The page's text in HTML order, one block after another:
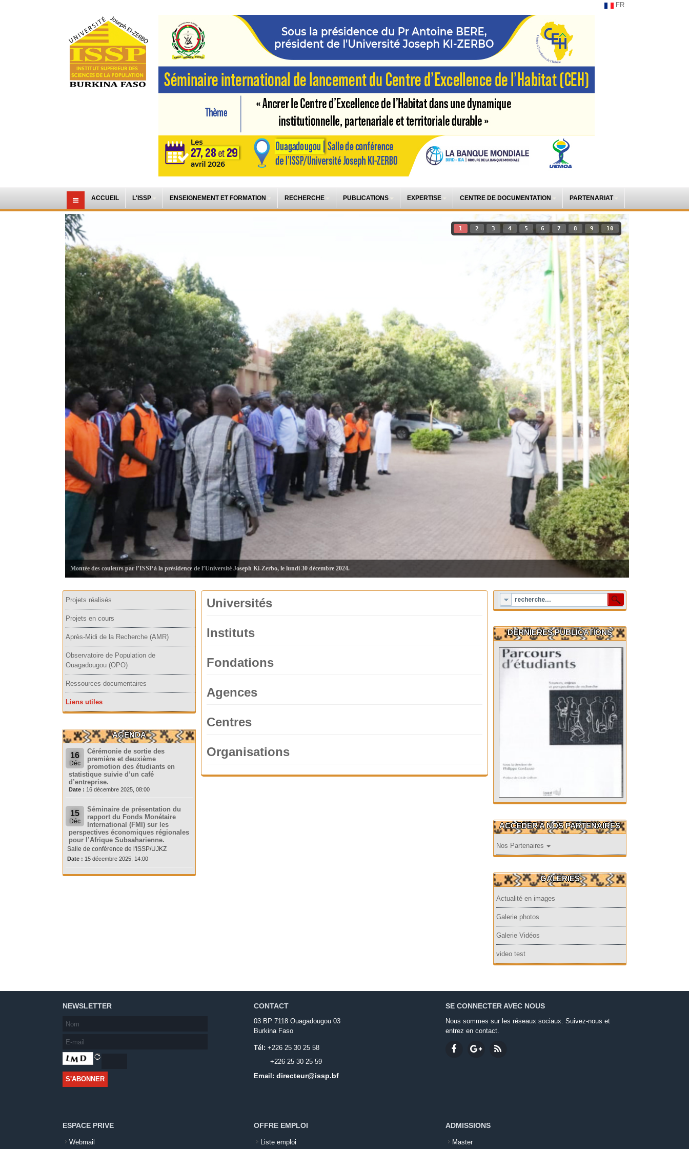
FR
ACCUEIL L'ISSP ENSEIGNEMENT ET FORMATION RECHERCHE PUBLICATIONS EXPERTISE CENTRE DE DOCUMENTATION PARTENARIAT
1 2 3 4 5 6 7 8 9 10
Montée des couleurs par l’ISSP à la présidence de l’Université Joseph Ki-Zerbo, le lundi 30 décembre 2024.
Universités
Instituts
Fondations
Agences
Centres
Organisations
Projets réalisés
Projets en cours
Après-Midi de la Recherche (AMR)
Observatoire de Population de
Ouagadougou (OPO)
Ressources documentaires
Liens utiles
AGENDA
16
Déc
Cérémonie de sortie des
première et deuxième
promotion des étudiants en
statistique suivie d’un café
d’entreprise.
Date : 16 décembre 2025, 08:00
15
Déc
Séminaire de présentation du
rapport du Fonds Monétaire
International (FMI) sur les
perspectives économiques régionales
pour l’Afrique Subsaharienne.
Salle de conférence de l'ISSP/UJKZ
Date : 15 décembre 2025, 14:00
DERNIERES PUBLICATIONS
ACCEDER A NOS PARTENAIRES
Nos Partenaires
GALERIES
Actualité en images
Galerie photos
Galerie Vidéos
video test
NEWSLETTER CONTACT
03 BP 7118 Ouagadougou 03
Burkina Faso
Tél:+226 25 30 25 58
+226 25 30 25 59
Email:directeur@issp.bf
SE CONNECTER AVEC NOUS
Nous sommes sur les réseaux sociaux. Suivez-nous et
entrez en contact.
ESPACE PRIVE
Webmail
OFFRE EMPLOI
Liste emploi
ADMISSIONS
Master